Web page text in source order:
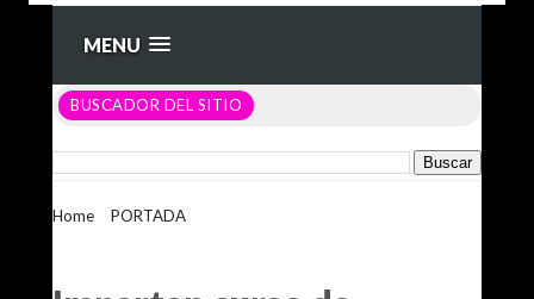
MENU
BUSCADOR DEL SITIO
Home PORTADA